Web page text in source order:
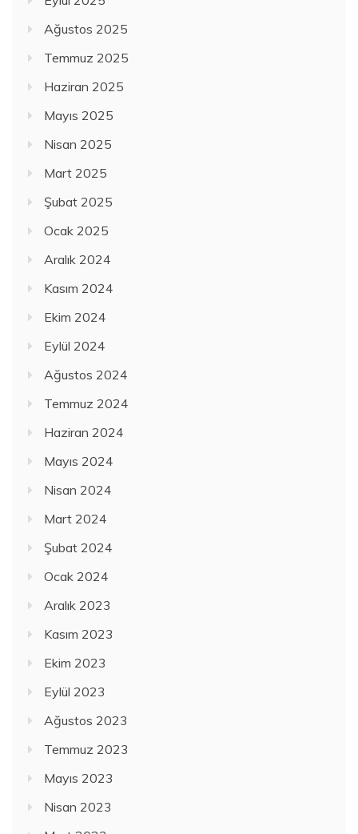
Ağustos 2025
Temmuz 2025
Haziran 2025
Mayıs 2025
Nisan 2025
Mart 2025
Şubat 2025
Ocak 2025
Aralık 2024
Kasım 2024
Ekim 2024
Eylül 2024
Ağustos 2024
Temmuz 2024
Haziran 2024
Mayıs 2024
Nisan 2024
Mart 2024
Şubat 2024
Ocak 2024
Aralık 2023
Kasım 2023
Ekim 2023
Eylül 2023
Ağustos 2023
Temmuz 2023
Mayıs 2023
Nisan 2023